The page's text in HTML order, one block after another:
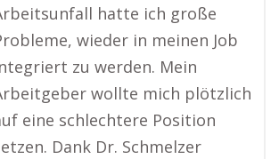
hatte ich große
wieder in meinen Job
zu werden. Mein
wollte mich plötzlich
eine schlechtere Position
Dank Dr. Schmelzer